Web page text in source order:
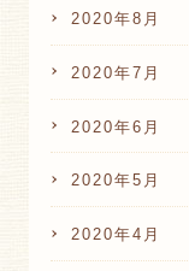
2020年8月
2020年7月
2020年6月
2020年5月
2020年4月